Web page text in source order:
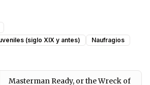
(siglo XIX y antes)
Naufragios
Masterman Ready, or the Wreck of